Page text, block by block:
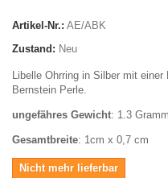
Artikel-Nr.: AE/ABK
Zustand: Neu
Libelle Ohrring in Silber mit
Bernstein Perle.
ungefähres Gewicht: 1.3
Gesamtbreite: 1cm x 0,7 cm
Nicht mehr lieferbar